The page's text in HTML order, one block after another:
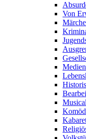
Von